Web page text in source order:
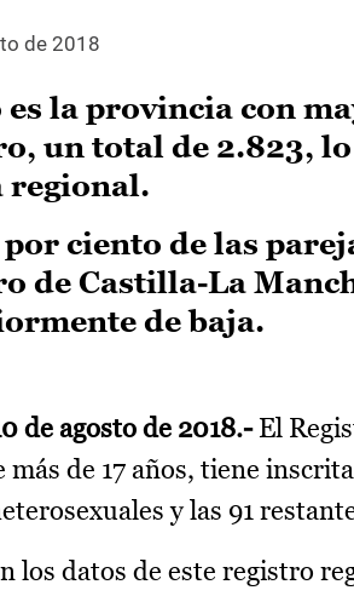
de 2018
es la provincia con
un total de 2.823,
regional.
por ciento de las
de Castilla-La
de baja.
de agosto de 2018.-El
más de 17 años, tiene
y las 91
los datos de este registro